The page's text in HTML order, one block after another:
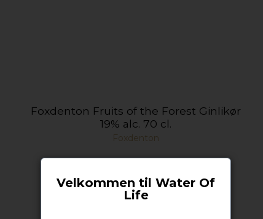
Foxdenton Fruits of the Forest Ginlikør
19% alc. 70 cl.
Foxdenton
Velkommen til Water Of
Life